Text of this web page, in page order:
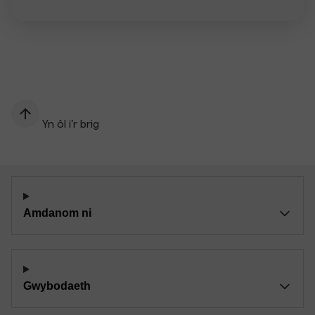
Yn ôl i’r brig
Amdanom ni
Gwybodaeth